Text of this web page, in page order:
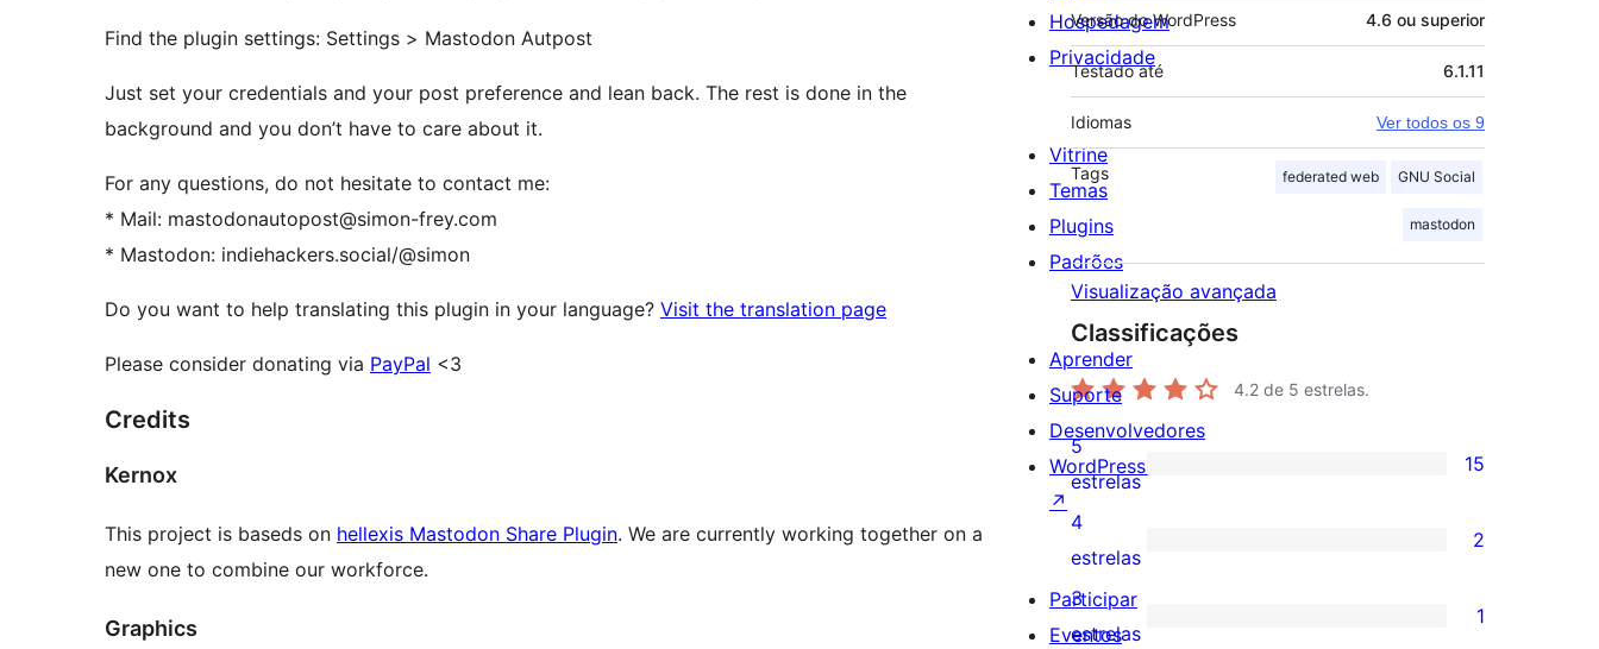
Find the plugin settings: Settings > Mastodon Autpost
Just set your credentials and your post preference and lean back. The rest is done in the
background and you don’t have to care about it.
For any questions, do not hesitate to contact me:
* Mail: mastodonautopost@simon-frey.com
* Mastodon: indiehackers.social/@simon
Do you want to help translating this plugin in your language? Visit the translation page
Please consider donating via PayPal <3
Credits
Kernox
This project is baseds on hellexis Mastodon Share Plugin. We are currently working together on a
new one to combine our workforce.
Graphics
Versão do WordPress 4.6 ou superior
Testado até 6.1.11
Idiomas Ver todos os 9
Tags federated web GNU Social
mastodon
Visualização avançada
Classificações
4.2 de 5 estrelas.
15
avaliações
com
5
estrelas
5
estrelas
15
2
avaliações
com
4
estrelas
2
1
3
estrelas
1
Hospedagem
Privacidade
Vitrine
Temas
Plugins
Padrões
Aprender
Suporte
Desenvolvedores
WordPress.tv
↗
Participar
Eventos